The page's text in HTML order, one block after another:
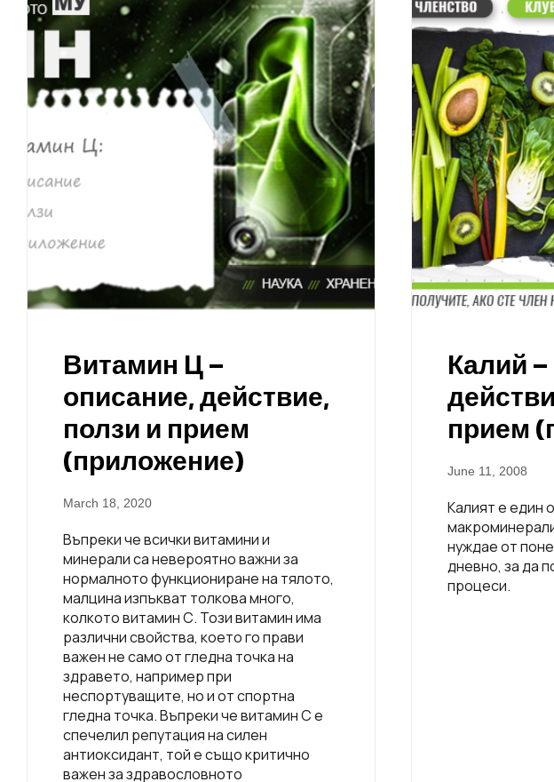
Витамин Ц –
описание, действие,
ползи и прием
(приложение)
March 18, 2020
Въпреки че всички витамини и
минерали са невероятно важни за
нормалното функциониране на тялото,
малцина изпъкват толкова много,
колкото витамин С. Този витамин има
различни свойства, което го прави
важен не само от гледна точка на
здравето, например при
неспортуващите, но и от спортна
гледна точка. Въпреки че витамин С е
спечелил репутация на силен
антиоксидант, той е също критично
важен за здравословното
Калий
прием
June 11, 2008
Калият е един
нуждае от
дневно, за да
процеси.